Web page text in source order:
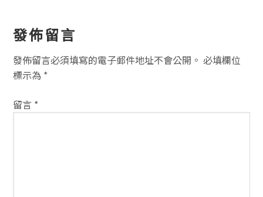
讀
者
互
動
方
發佈留言
發佈留言必須填寫的電子郵件地址不會公開。 必填欄位
標示為 *
留言 *